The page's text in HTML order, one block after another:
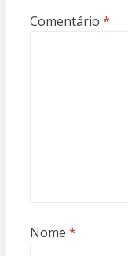
Comentário *
Nome *